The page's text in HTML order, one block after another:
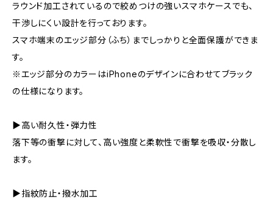
ラウンド加工されているので絞めつけの強いスマホケースでも、
干渉しにくい設計を行っております。
スマホ端末のエッジ部分（ふち）までしっかりと全面保護ができま
す。
※エッジ部分のカラーはiPhoneのデザインに合わせてブラック
の仕様になります。
▶高い耐久性・弾力性
落下等の衝撃に対して、高い強度と柔軟性で衝撃を吸収・分散し
ます。
▶指紋防止・撥水加工